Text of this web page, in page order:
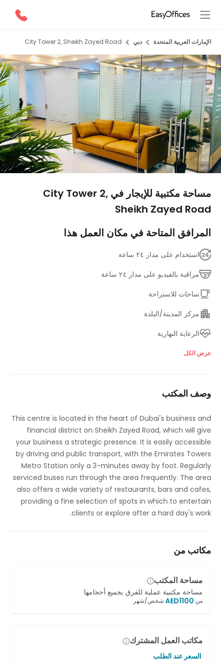
الإمارات العربية المتحدة دبي City Tower 2, Sheikh Zayed Road
مساحة مكتبية للإيجار في City Tower 2,
Sheikh Zayed Road
المرافق المتاحة في مكان العمل هذا
استخدام على مدار ٢٤ ساعة
مراقبة بالفيديو على مدار ٢٤ ساعة
ساحات للاستراحة
مركز المدينة/البلدة
الرعاية النهارية
مصعد
بالقرب من وسائل المواصلات الرئيسية
قاعات الاجتماع
مطعم لتناول الغداء داخل الموقع
موقف السيارات
إنترنت عالي السرعة
أسقف معلقة
تحكم في درجة حرارة الجو
مكان لركن الدراجات
عرض الكل
وصف المكتب
This centre is located in the heart of Dubai's business and
financial district on Sheikh Zayed Road, which will give
your business a strategic presence. It is easily accessible
by driving and public transport, with the Emirates Towers
Metro Station only a 3-minutes away by foot. Regularly
serviced buses run through the area frequently. The area
also offers a wide variety of restaurants, bars and cafes,
providing a fine selection of spots in which to entertain
clients or explore after a hard day's work.
مكاتب من
مساحة المكتب
مساحة مكتبية عملية للفرق بجميع أحجامها
من AED1100 شخص/شهر
مكاتب العمل المشترك
السعر عند الطلب